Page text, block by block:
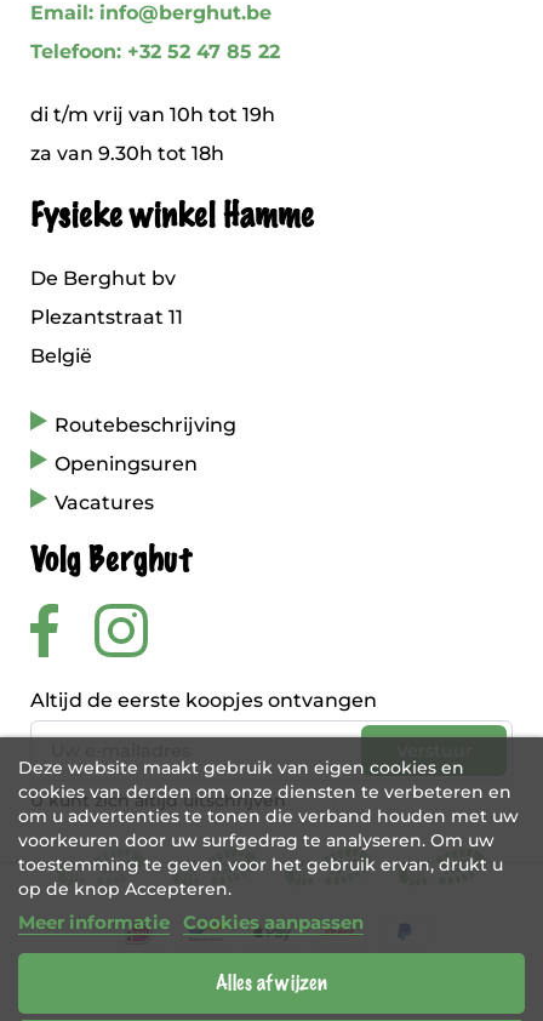
Email: info@berghut.be
Telefoon: +32 52 47 85 22
di t/m vrij van 10h tot 19h
za van 9.30h tot 18h
Fysieke winkel Hamme
De Berghut bv
Plezantstraat 11
België
Routebeschrijving
Openingsuren
Vacatures
Volg Berghut
Altijd de eerste koopjes ontvangen
U kunt zich altijd uitschrijven
Deze website maakt gebruik van eigen cookies en
cookies van derden om onze diensten te verbeteren en
om u advertenties te tonen die verband houden met uw
voorkeuren door uw surfgedrag te analyseren. Om uw
toestemming te geven voor het gebruik ervan, drukt u
op de knop Accepteren.
Meer informatie Cookies aanpassen
Alles afwijzen
BE 0456 421 721